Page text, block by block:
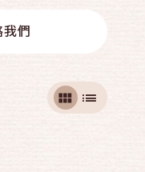
們